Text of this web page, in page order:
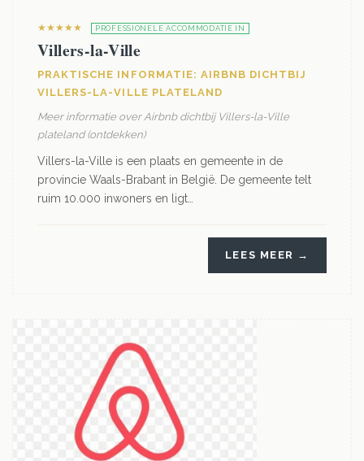
★★★★★ PROFESSIONELE ACCOMMODATIE IN
Villers-la-Ville
PRAKTISCHE INFORMATIE: AIRBNB DICHTBIJ
VILLERS-LA-VILLE PLATELAND
Meer informatie over Airbnb dichtbij Villers-la-Ville
plateland (ontdekken)
Villers-la-Ville is een plaats en gemeente in de
provincie Waals-Brabant in België. De gemeente telt
ruim 10.000 inwoners en ligt…
LEES MEER →